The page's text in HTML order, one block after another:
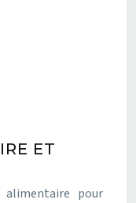
ET
alimentaire pour